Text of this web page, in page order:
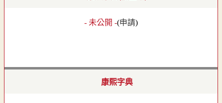
- 未公開 -(申請)
康熙字典